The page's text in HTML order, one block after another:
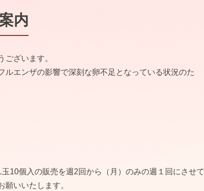
内
ございます。
ルエンザの影響で深刻な卵不足となっている状況のた
10個入の販売を週2回から（月）のみの週１回にさせて
いいたします。